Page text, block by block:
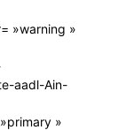
»warning »
aadl-Ain-
»